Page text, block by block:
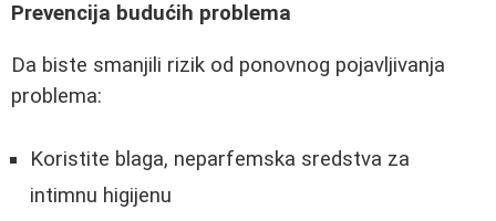
Prevencija budućih problema
Da biste smanjili rizik od ponovnog pojavljivanja
problema:
Koristite blaga, neparfemska sredstva za
intimnu higijenu